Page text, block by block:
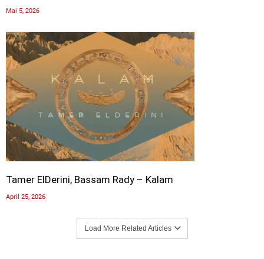
Mai 5, 2026
Tamer ElDerini, Bassam Rady – Kalam
April 25, 2026
Load More Related Articles